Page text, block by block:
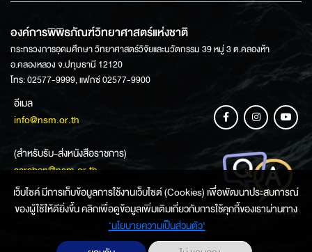
องค์การพิพิธภัณฑ์วิทยาศาสตร์แห่งชาติ
กระทรวงการอุดมศึกษา วิทยาศาสตร์วิจัยและนวัตกรรม 39 หมู่ 3 ต.คลองห้า
อ.คลองหลวง จ.ปทุมธานี 12120
โทร: 02577-9999, แฟกซ์ 02577-9900
อีเมล
info@nsm.or.th
(สำหรับรับ-ส่งหนังสือราชการ)
saraban@nsm.or.th
ช่องทางการสอบถามข้อมูล
เว็บไซค์ มีการเก็บข้อมูลการใช้งานเว็บไซต์ (Cookies) เพื่อพัฒนาประสบการณ์
ของผู้ใช้ให้ดียิ่งขึ้น คลิกเพื่อดูข้อมูลเพิ่มเติมเกี่ยวกับการใช้คุกกี้ของเราผ่านทาง
‘นโยบายความเป็นส่วนตัว'